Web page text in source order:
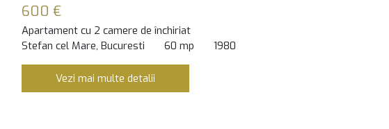
600 €
Apartament cu 2 camere de închiriat
Stefan cel Mare, Bucuresti
60 mp 1980
Vezi mai multe detalii